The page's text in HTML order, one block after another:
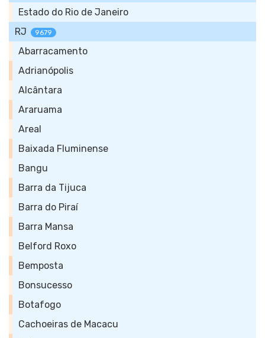
Estado do Rio de Janeiro
RJ
9679
Abarracamento
Adrianópolis
Alcântara
Araruama
Areal
Baixada Fluminense
Bangu
Barra da Tijuca
Barra do Piraí
Barra Mansa
Belford Roxo
Bemposta
Bonsucesso
Botafogo
Cachoeiras de Macacu